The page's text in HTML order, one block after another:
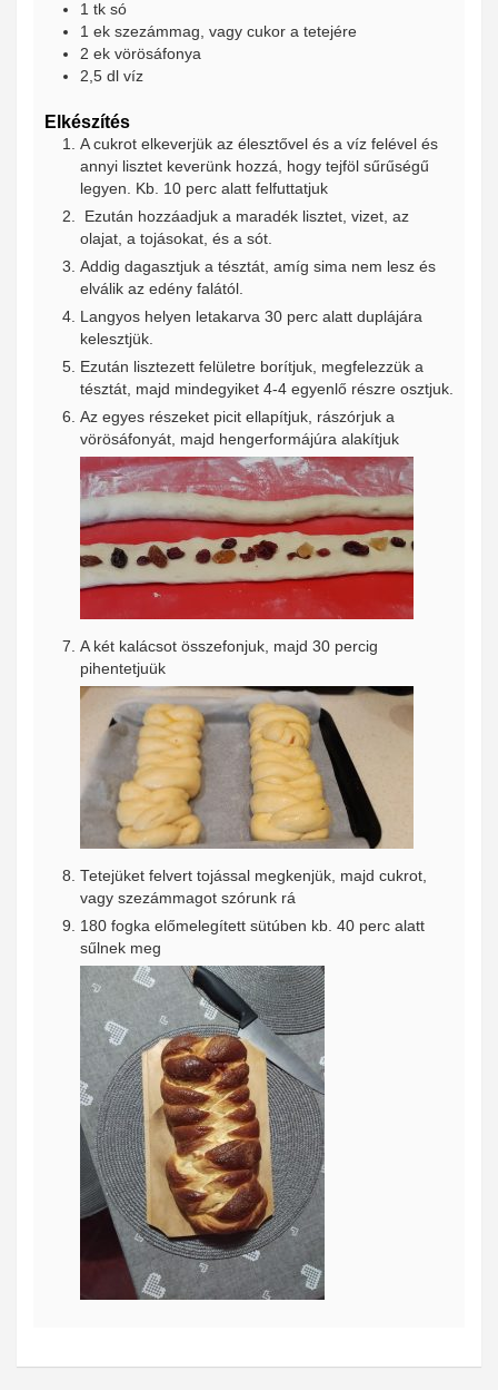
1 tk só
1 ek szezámmag, vagy cukor a tetejére
2 ek vörösáfonya
2,5 dl víz
Elkészítés
A cukrot elkeverjük az élesztővel és a víz felével és
annyi lisztet keverünk hozzá, hogy tejföl sűrűségű
legyen. Kb. 10 perc alatt felfuttatjuk
Ezután hozzáadjuk a maradék lisztet, vizet, az
olajat, a tojásokat, és a sót.
Addig dagasztjuk a tésztát, amíg sima nem lesz és
elválik az edény falától.
Langyos helyen letakarva 30 perc alatt duplájára
kelesztjük.
Ezután lisztezett felületre borítjuk, megfelezzük a
tésztát, majd mindegyiket 4-4 egyenlő részre osztjuk.
Az egyes részeket picit ellapítjuk, rászórjuk a
vörösáfonyát, majd hengerformájúra alakítjuk
A két kalácsot összefonjuk, majd 30 percig
pihentetjuük
Tetejüket felvert tojással megkenjük, majd cukrot,
vagy szezámmagot szórunk rá
180 fogka előmelegített sütúben kb. 40 perc alatt
sűlnek meg